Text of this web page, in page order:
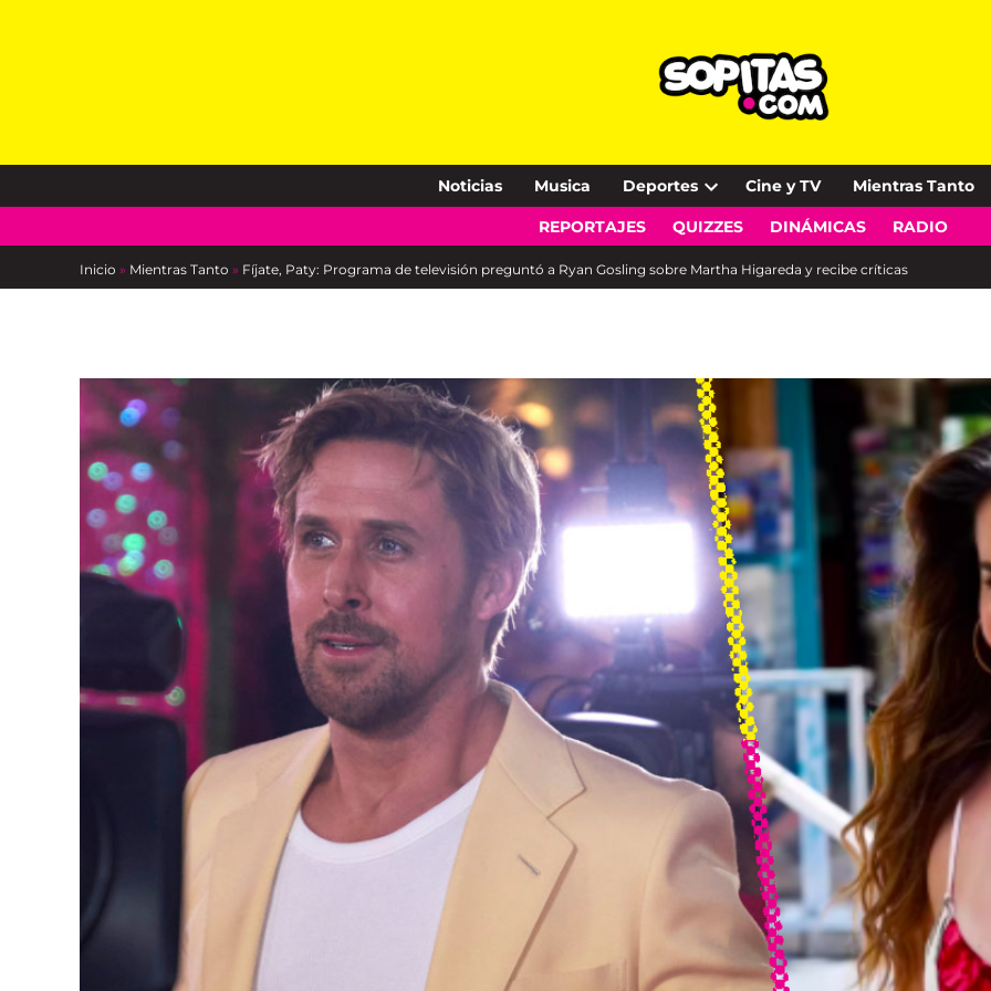
Noticias Musica Deportes
Open
dropdown
Cine y TV Mientras Tanto
REPORTAJES QUIZZES DINÁMICAS RADIO
Inicio » Mientras Tanto » Fíjate, Paty: Programa de televisión preguntó a Ryan Gosling sobre Martha Higareda y recibe críticas